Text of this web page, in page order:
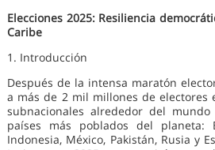
Elecciones 2025: Resiliencia
Caribe
1. Introducción
Después de la intensa maratón
a más de 2 mil millones de electores
subnacionales alrededor del
países más poblados del planeta:
Indonesia, México, Pakistán, Rusia y